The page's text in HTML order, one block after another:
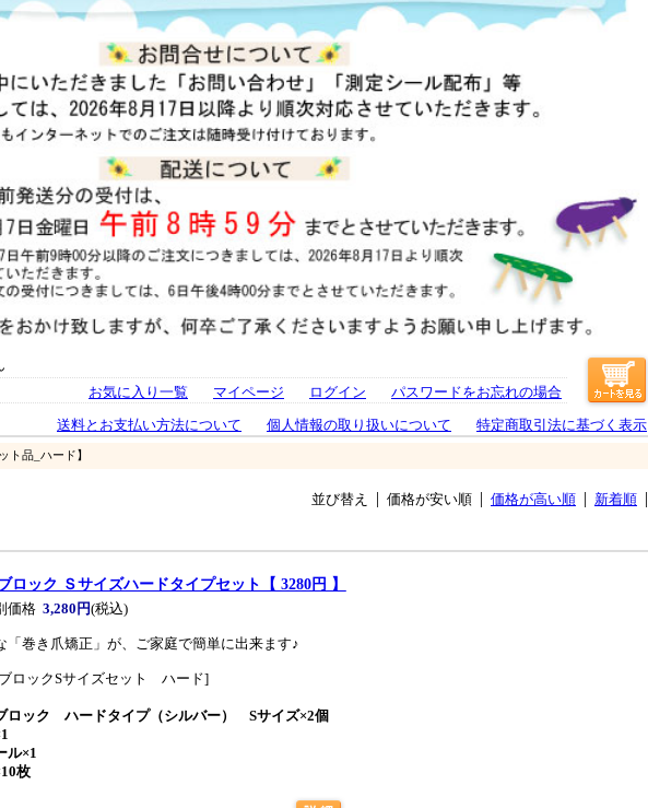
お気に入り一覧
マイページ ログイン パスワードをお忘れの場合
送料とお支払い方法について 個人情報の取り扱いについて 特定商取引法に基づく表示
品_ハード】
並び替え 価格が安い順 価格が高い順 新着順
ロック Ｓサイズハードタイプセット【 3280円 】
価格 3,280円(税込)
「巻き爪矯正」が、ご家庭で簡単に出来ます♪
ロックSサイズセット ハード]
ロック ハードタイプ（シルバー） Sサイズ×2個
ル×1
枚